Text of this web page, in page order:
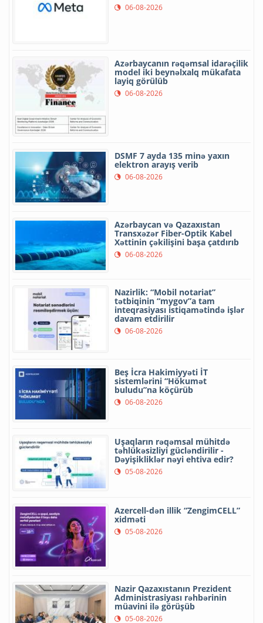
06-08-2026
Azərbaycanın rəqəmsal idarəçilik
model iki beynəlxalq mükafata
layiq görülüb
06-08-2026
DSMF 7 ayda 135 minə yaxın
elektron arayış verib
06-08-2026
Azərbaycan və Qazaxıstan
Transxəzər Fiber-Optik Kabel
Xəttinin çəkilişini başa çatdırıb
06-08-2026
Nazirlik: “Mobil notariat”
tətbiqinin “mygov”a tam
inteqrasiyası istiqamətində işlər
davam etdirilir
06-08-2026
Beş İcra Hakimiyyəti İT
sistemlərini “Hökumət
buludu”na köçürüb
06-08-2026
Uşaqların rəqəmsal mühitdə
təhlükəsizliyi gücləndirilir -
Dəyişikliklər nəyi ehtiva edir?
05-08-2026
Azercell-dən illik “ZengimCELL”
xidməti
05-08-2026
Nazir Qazaxıstanın Prezident
Administrasiyası rəhbərinin
müavini ilə görüşüb
05-08-2026